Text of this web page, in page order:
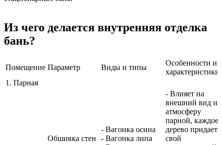
Из чего делается внутренняя отделка
бань?
Помещение Параметр Виды и типы
Особенности и
характеристики
1. Парная
Обшивка стен
- Вагонка осина
- Вагонка липа
- Влияет на
внешний вид и
атмосферу
парной, каждое
дерево придает
свой